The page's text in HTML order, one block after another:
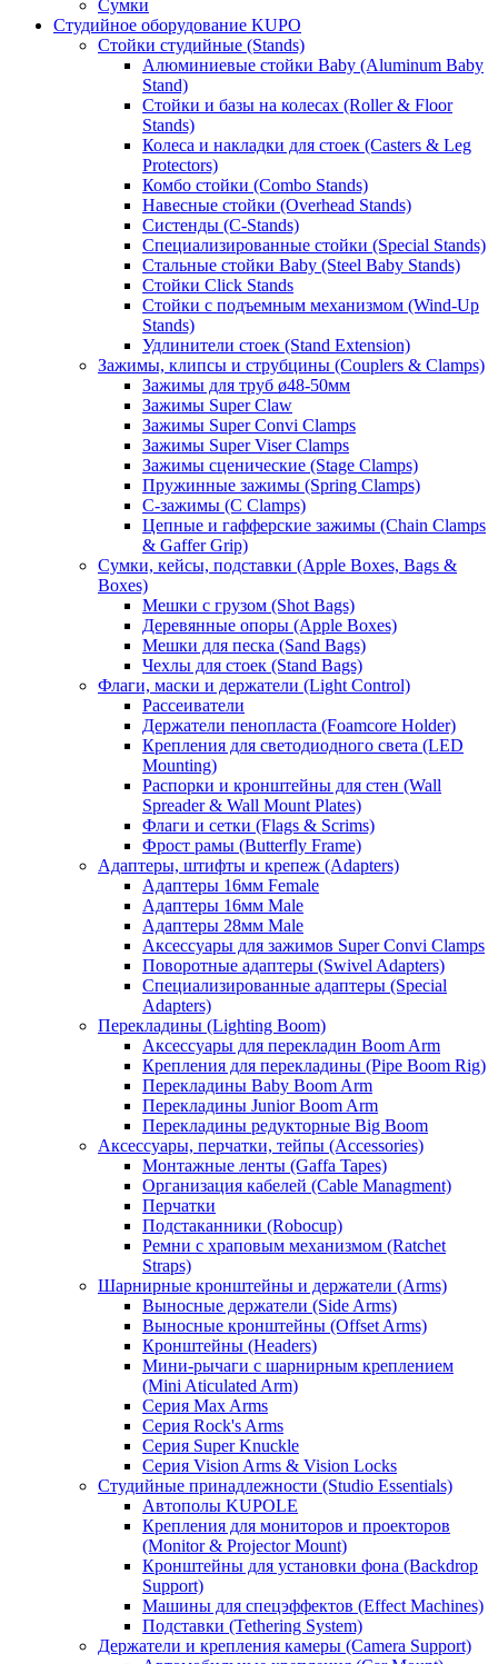
Сумки
Студийное оборудование KUPO
Стойки студийные (Stands)
Алюминиевые стойки Baby (Aluminum Baby
Stand)
Стойки и базы на колесах (Roller & Floor
Stands)
Колеса и накладки для стоек (Casters & Leg
Protectors)
Комбо стойки (Combo Stands)
Навесные стойки (Overhead Stands)
Систенды (C-Stands)
Специализированные стойки (Special Stands)
Стальные стойки Baby (Steel Baby Stands)
Стойки Click Stands
Стойки с подъемным механизмом (Wind-Up
Stands)
Удлинители стоек (Stand Extension)
Зажимы, клипсы и струбцины (Couplers & Clamps)
Зажимы для труб ø48-50мм
Зажимы Super Claw
Зажимы Super Convi Clamps
Зажимы Super Viser Clamps
Зажимы сценические (Stage Clamps)
Пружинные зажимы (Spring Clamps)
С-зажимы (C Clamps)
Цепные и гафферские зажимы (Chain Clamps
& Gaffer Grip)
Сумки, кейсы, подставки (Apple Boxes, Bags &
Boxes)
Мешки с грузом (Shot Bags)
Деревянные опоры (Apple Boxes)
Мешки для песка (Sand Bags)
Чехлы для стоек (Stand Bags)
Флаги, маски и держатели (Light Control)
Рассеиватели
Держатели пенопласта (Foamcore Holder)
Крепления для светодиодного света (LED
Mounting)
Распорки и кронштейны для стен (Wall
Spreader & Wall Mount Plates)
Флаги и сетки (Flags & Scrims)
Фрост рамы (Butterfly Frame)
Адаптеры, штифты и крепеж (Adapters)
Адаптеры 16мм Female
Адаптеры 16мм Male
Адаптеры 28мм Male
Аксессуары для зажимов Super Convi Clamps
Поворотные адаптеры (Swivel Adapters)
Специализированные адаптеры (Special
Adapters)
Перекладины (Lighting Boom)
Аксессуары для перекладин Boom Arm
Крепления для перекладины (Pipe Boom Rig)
Перекладины Baby Boom Arm
Перекладины Junior Boom Arm
Перекладины редукторные Big Boom
Аксессуары, перчатки, тейпы (Accessories)
Монтажные ленты (Gaffa Tapes)
Организация кабелей (Cable Managment)
Перчатки
Подстаканники (Robocup)
Ремни с храповым механизмом (Ratchet
Straps)
Шарнирные кронштейны и держатели (Arms)
Выносные держатели (Side Arms)
Выносные кронштейны (Offset Arms)
Кронштейны (Headers)
Мини-рычаги с шарнирным креплением
(Mini Aticulated Arm)
Серия Max Arms
Серия Rock's Arms
Серия Super Knuckle
Серия Vision Arms & Vision Locks
Студийные принадлежности (Studio Essentials)
Автополы KUPOLE
Крепления для мониторов и проекторов
(Monitor & Projector Mount)
Кронштейны для установки фона (Backdrop
Support)
Машины для спецэффектов (Effect Machines)
Подставки (Tethering System)
Держатели и крепления камеры (Camera Support)